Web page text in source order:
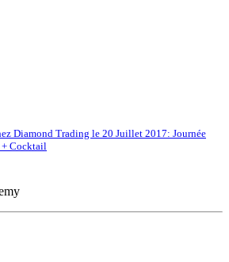
Diamond Trading le 20 Juillet 2017: Journée
+ Cocktail